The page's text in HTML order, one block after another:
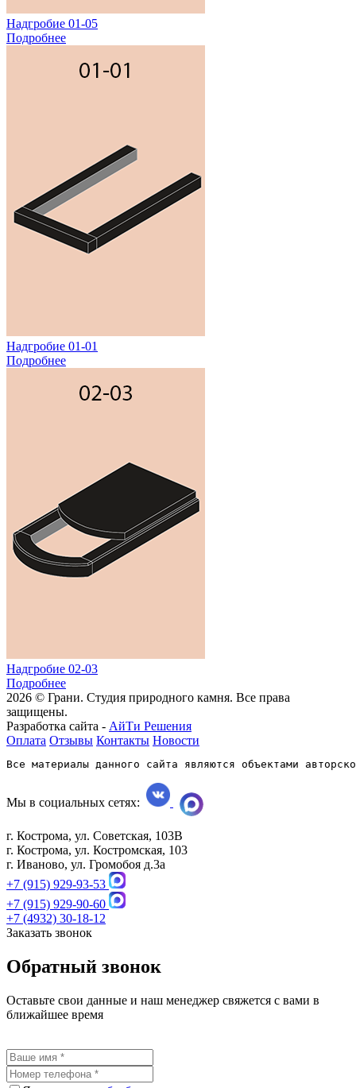
Надгробие 01-05
Подробнее
Надгробие 01-01
Подробнее
Надгробие 02-03
Подробнее
2026 © Грани. Студия природного камня. Все права
защищены.
Разработка сайта - АйТи Решения
Оплата Отзывы Контакты Новости
Все материалы данного сайта являются объектами
Мы в социальных сетях:
г. Кострома, ул. Советская, 103В
г. Кострома, ул. Костромская, 103
г. Иваново, ул. Громобоя д.3а
+7 (915) 929-93-53
+7 (915) 929-90-60
+7 (4932) 30-18-12
Заказать звонок
Обратный звонок
Оставьте свои данные и наш менеджер свяжется с вами в
ближайшее время